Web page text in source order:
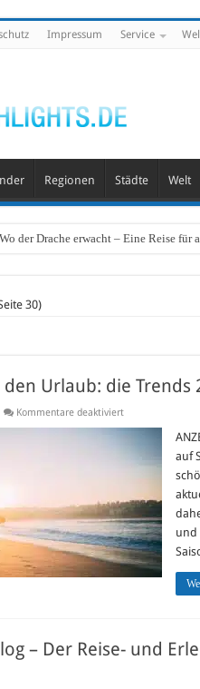
Impressum Service
Regionen Städte Welt
der Drache erwacht – Eine Reise für
30)
Urlaub: die Trends
Kommentare deaktiviertfür
für
Urlaub:
auf
und
– Der Reise- und